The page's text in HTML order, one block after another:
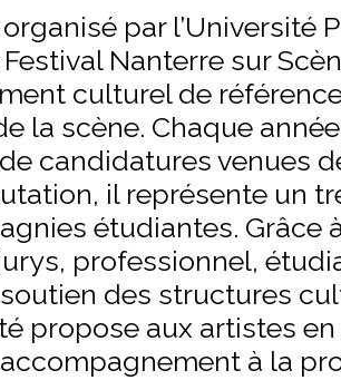
par l’Université
Festival Nanterre sur
culturel de
la scène. Chaque
candidatures venues
il représente un
étudiantes. Grâce
professionnel,
des structures
propose aux artistes
à la